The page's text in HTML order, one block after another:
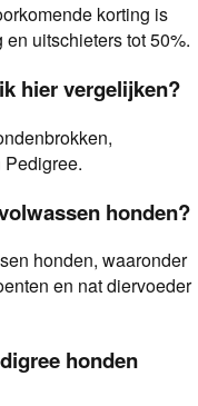
korting is
uitschieters tot 50%.
hier vergelijken?
honden?
honden, waaronder
en nat diervoeder
honden